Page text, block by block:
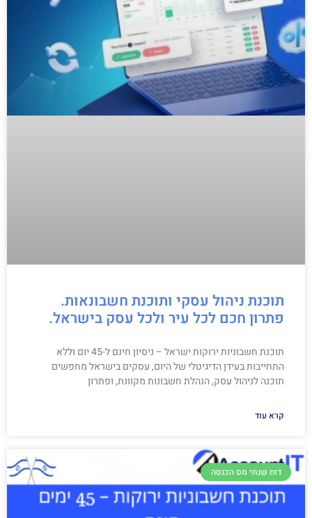
תוכנת ניהול עסקי ותוכנת חשבונאות.
פתרון חכם לכל עיר ולכל עסק בישראל.
תוכנת חשבוניות ירוקות ישראל – ניסיון חינם ל-45 יום וללא
התחייבות בעידן הדיגיטלי של היום, עסקים בישראל מחפשים
תוכנה לניהול עסק, הנהלת חשבונות מקוונת, ופתרון
קרא עוד
דוח שנתי מס הכנסה